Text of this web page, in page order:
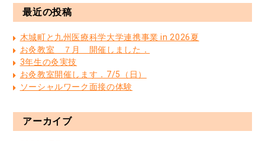
最近の投稿
木城町と九州医療科学大学連携事業 in 2026夏
お灸教室 ７月 開催しました．
3年生の灸実技
お灸教室開催します．7/5（日）
ソーシャルワーク面接の体験
アーカイブ